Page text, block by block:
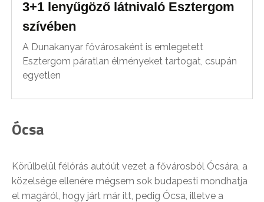
3+1 lenyűgöző látnivaló Esztergom
szívében
A Dunakanyar fővárosaként is emlegetett
Esztergom páratlan élményeket tartogat, csupán
egyetlen
Ócsa
Körülbelül félórás autóút vezet a fővárosból Ócsára, a
közelsége ellenére mégsem sok budapesti mondhatja
el magáról, hogy járt már itt, pedig Ócsa, illetve a